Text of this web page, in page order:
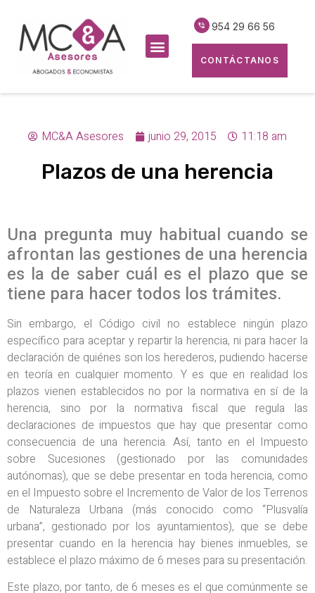
954 29 66 56
CONTÁCTANOS
MC&A Asesores junio 29, 2015 11:18 am
Plazos de una herencia
Una pregunta muy habitual cuando se
afrontan las gestiones de una herencia
es la de saber cuál es el plazo que se
tiene para hacer todos los trámites.
Sin embargo, el Código civil no establece ningún plazo
específico para aceptar y repartir la herencia, ni para hacer la
declaración de quiénes son los herederos, pudiendo hacerse
en teoría en cualquier momento. Y es que en realidad los
plazos vienen establecidos no por la normativa en sí de la
herencia, sino por la normativa fiscal que regula las
declaraciones de impuestos que hay que presentar como
consecuencia de una herencia. Así, tanto en el Impuesto
sobre Sucesiones (gestionado por las comunidades
autónomas), que se debe presentar en toda herencia, como
en el Impuesto sobre el Incremento de Valor de los Terrenos
de Naturaleza Urbana (más conocido como “Plusvalía
urbana”, gestionado por los ayuntamientos), que se debe
presentar cuando en la herencia hay bienes inmuebles, se
establece el plazo máximo de 6 meses para su presentación.
Este plazo, por tanto, de 6 meses es el que comúnmente se